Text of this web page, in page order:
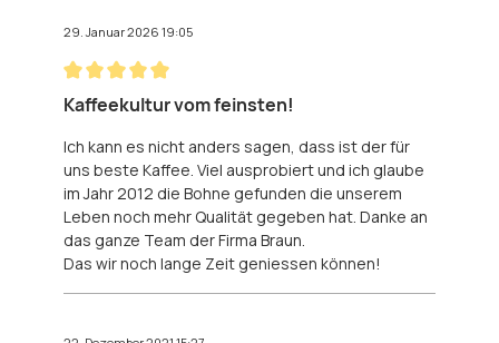
29. Januar 2026 19:05
Bewertung mit 5 von 5 Sternen
Kaffeekultur vom feinsten!
Ich kann es nicht anders sagen, dass ist der für
uns beste Kaffee. Viel ausprobiert und ich glaube
im Jahr 2012 die Bohne gefunden die unserem
Leben noch mehr Qualität gegeben hat. Danke an
das ganze Team der Firma Braun.
Das wir noch lange Zeit geniessen können!